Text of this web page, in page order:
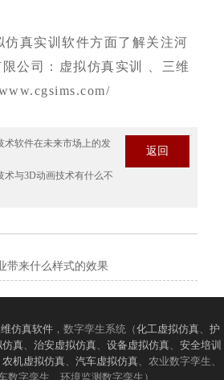
实训软件方面了解关注河
公司：虚拟仿真实训 、三维
术软件在未来市场上的发
术与3D动画技术有什么不
返回
带来什么样式的效果
仿真软件，数字孪生系统（化工虚拟仿真、 护
仿真 治安虚拟仿真 设备虚拟仿真
安全培训
农机虚拟仿真 汽车虚拟仿真 、农业数字孪生、
数字孪生、环境监测数字孪生）